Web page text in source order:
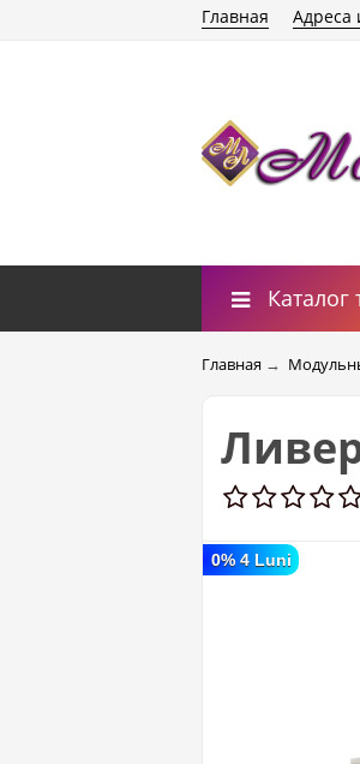
Главная Адреса
Каталог
Главная →
0% 4 Luni